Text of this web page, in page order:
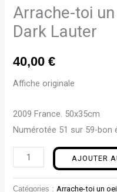
Arrache-toi
Dark Lauter
40,00€
Affiche originale
2009 France. 50x35cm
Numérotée 51 sur 59-bon
AJOUTER
Catégories :Arrache-toi un oeil